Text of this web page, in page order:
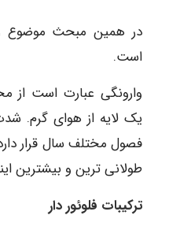
است.
وارونگی عبارت است
یک لایه از هوای گرم.
فصول مختلف سال قرار
طولانی ترین و بیشترین
ترکیبات فلوئور دار